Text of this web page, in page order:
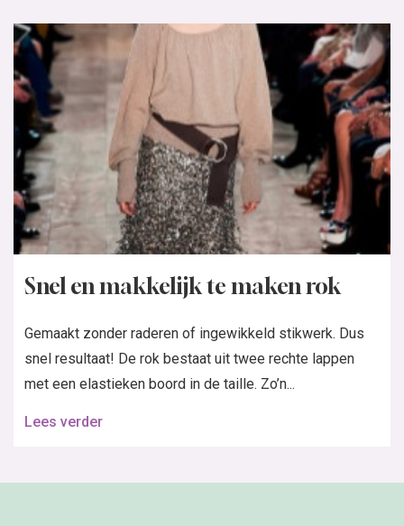
Snel en makkelijk te maken rok
Gemaakt zonder raderen of ingewikkeld stikwerk. Dus
snel resultaat! De rok bestaat uit twee rechte lappen
met een elastieken boord in de taille. Zo’n...
Lees verder